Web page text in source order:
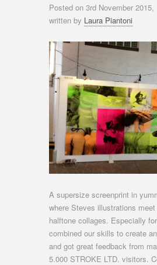
Posted on 3rd November 2015,
written by Laura Piantoni
A supersize screenprint in
where Steves illustrations
halftone collages. Especially
combined our skills to create
and got great feedback from
5.000 STROKE LTD. visitors.